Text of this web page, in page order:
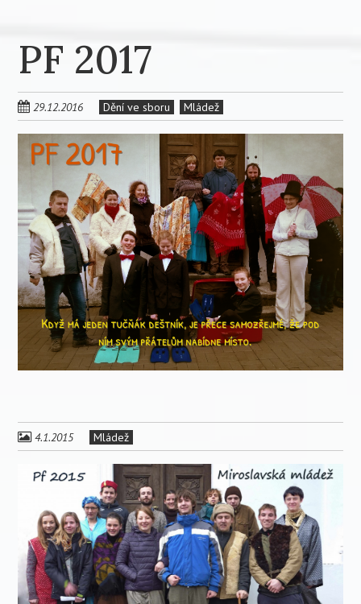
PF 2017
29.12.2016 Dění ve sboru Mládež
4.1.2015 Mládež